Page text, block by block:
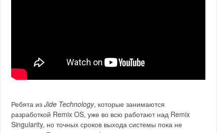
Ребята изJide Technology, которые занимаются
разработкой Remix OS, уже во всю работают над Remix
Singularity, но точных сроков выхода системы пока не